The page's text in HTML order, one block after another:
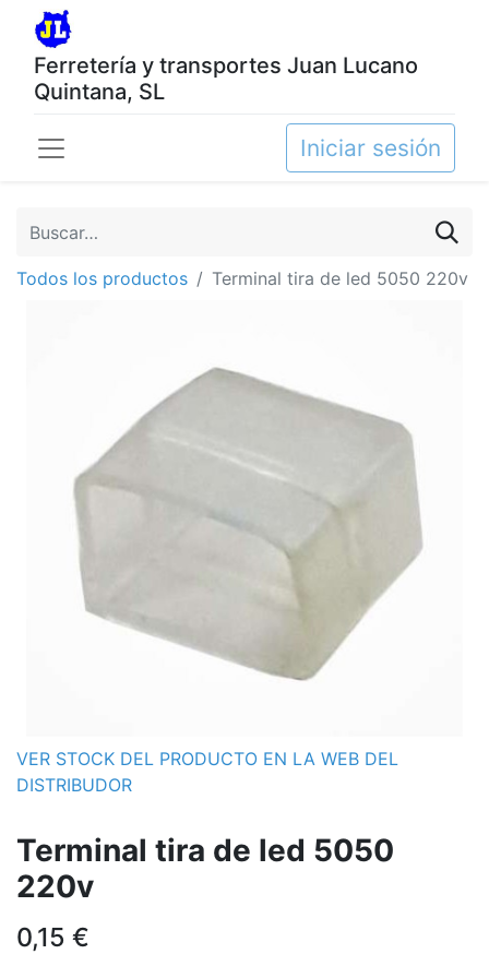
Ferretería y transportes Juan Lucano
Quintana, SL
Iniciar sesión
Todos los productos Terminal tira de led 5050 220v
VER STOCK DEL PRODUCTO EN LA WEB DEL
DISTRIBUDOR
Terminal tira de led 5050
220v
0,15 €